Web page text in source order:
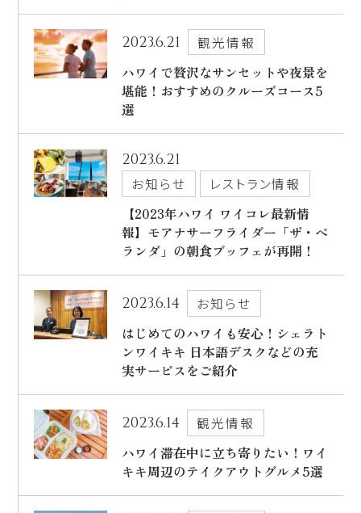
2023.6.21
観光情報
ハワイで贅沢なサンセットや夜景を
堪能！おすすめのクルーズコース5
選
2023.6.21
お知らせ
レストラン情報
【2023年ハワイ ワイコレ最新情
報】モアナサーフライダー「ザ・ベ
ランダ」の朝食ブッフェが再開！
2023.6.14
お知らせ
はじめてのハワイも安心！シェラト
ンワイキキ 日本語デスクなどの充
実サービスをご紹介
2023.6.14
観光情報
ハワイ滞在中に立ち寄りたい！ワイ
キキ周辺のテイクアウトグルメ5選